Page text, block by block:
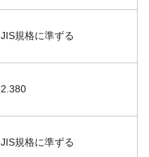
JIS規格に準ずる
2.380
JIS規格に準ずる